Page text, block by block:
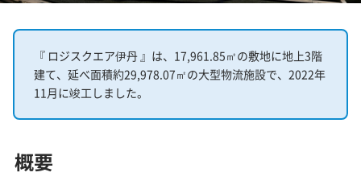
『 ロジスクエア伊丹 』は、17,961.85㎡の敷地に地上3階
建て、延べ面積約29,978.07㎡の大型物流施設で、2022年
11月に竣工しました。
概要